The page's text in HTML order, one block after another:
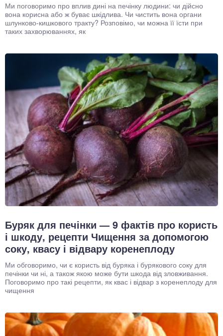
Ми поговоримо про вплив дині на печінку людини: чи дійсно
вона корисна або ж буває шкідлива. Чи чистить вона органи
шлунково-кишкового тракту? Розповімо, чи можна її їсти при
таких захворюваннях, як
Буряк для печінки — 9 фактів про користь
і шкоду, рецепти Чищення за допомогою
соку, квасу і відвару коренеплоду
Ми обговоримо, чи є користь від буряка і бурякового соку для
печінки чи ні, а також якою може бути шкода від зловживання.
Поговоримо про такі рецепти, як квас і відвар з коренеплоду для
чищення